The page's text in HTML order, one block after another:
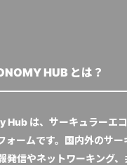
HUB とは？
は、サーキュラーエ
ォームです。国内外のサー
発信やネットワーキング